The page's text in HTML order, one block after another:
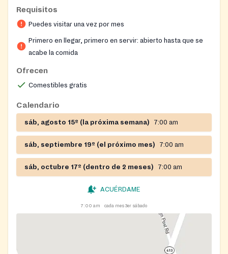
Requisitos
Puedes visitar una vez por mes
Primero en llegar, primero en servir: abierto hasta que se
acabe la comida
Ofrecen
Comestibles gratis
Calendario
sáb, agosto 15º (la próxima semana) 7:00 am
sáb, septiembre 19º (el próximo mes) 7:00 am
sáb, octubre 17º (dentro de 2 meses) 7:00 am
ACUÉRDAME
7:00 am cada mes 3er sábado